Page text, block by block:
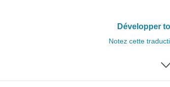
Développer
Notez cette